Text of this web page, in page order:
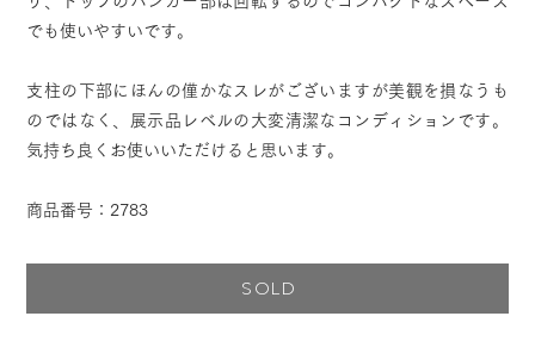
でも使いやすいです。
支柱の下部にほんの僅かなスレがございますが美観を損なうも
のではなく、展示品レベルの大変清潔なコンディションです。
気持ち良くお使いいただけると思います。
商品番号：2783
SOLD